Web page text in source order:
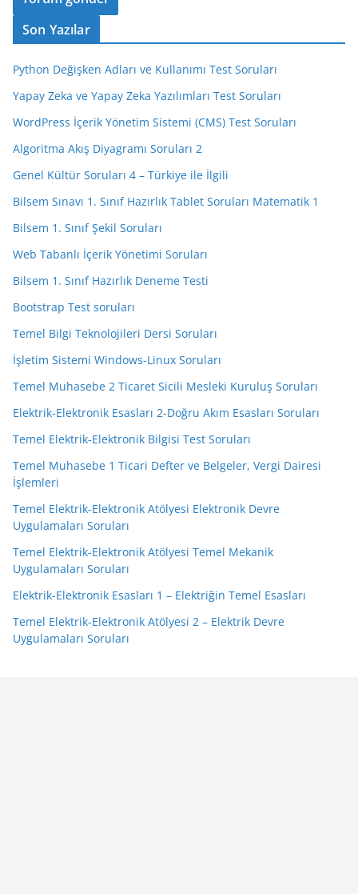
Son Yazılar
Python Değişken Adları ve Kullanımı Test Soruları
Yapay Zeka ve Yapay Zeka Yazılımları Test Soruları
WordPress İçerik Yönetim Sistemi (CMS) Test Soruları
Algoritma Akış Diyagramı Soruları 2
Genel Kültür Soruları 4 – Türkiye ile İlgili
Bilsem Sınavı 1. Sınıf Hazırlık Tablet Soruları Matematik 1
Bilsem 1. Sınıf Şekil Soruları
Web Tabanlı İçerik Yönetimi Soruları
Bilsem 1. Sınıf Hazırlık Deneme Testi
Bootstrap Test soruları
Temel Bilgi Teknolojileri Dersi Soruları
İşletim Sistemi Windows-Linux Soruları
Temel Muhasebe 2 Ticaret Sicili Mesleki Kuruluş Soruları
Elektrik-Elektronik Esasları 2-Doğru Akım Esasları Soruları
Temel Elektrik-Elektronik Bilgisi Test Soruları
Temel Muhasebe 1 Ticari Defter ve Belgeler, Vergi Dairesi
İşlemleri
Temel Elektrik-Elektronik Atölyesi Elektronik Devre
Uygulamaları Soruları
Temel Elektrik-Elektronik Atölyesi Temel Mekanik
Uygulamaları Soruları
Elektrik-Elektronik Esasları 1 – Elektriğin Temel Esasları
Temel Elektrik-Elektronik Atölyesi 2 – Elektrik Devre
Uygulamaları Soruları